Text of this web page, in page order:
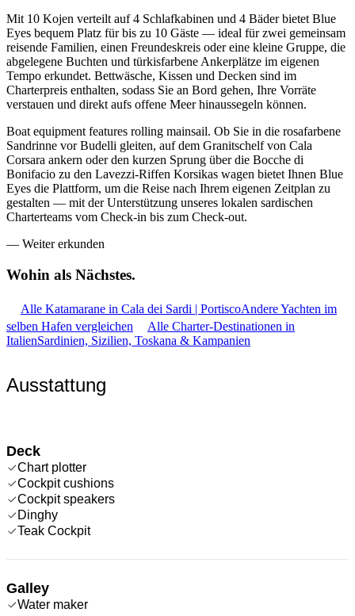
Mit 10 Kojen verteilt auf 4 Schlafkabinen und 4 Bäder bietet Blue
Eyes bequem Platz für bis zu 10 Gäste — ideal für zwei gemeinsam
reisende Familien, einen Freundeskreis oder eine kleine Gruppe, die
abgelegene Buchten und türkisfarbene Ankerplätze im eigenen
Tempo erkundet. Bettwäsche, Kissen und Decken sind im
Charterpreis enthalten, sodass Sie an Bord gehen, Ihre Vorräte
verstauen und direkt aufs offene Meer hinaussegeln können.
Boat equipment features rolling mainsail. Ob Sie in die rosafarbene
Sandrinne vor Budelli gleiten, auf dem Granitschelf von Cala
Corsara ankern oder den kurzen Sprung über die Bocche di
Bonifacio zu den Lavezzi-Riffen Korsikas wagen bietet Ihnen Blue
Eyes die Plattform, um die Reise nach Ihrem eigenen Zeitplan zu
gestalten — mit der Unterstützung unseres lokalen sardischen
Charterteams vom Check-in bis zum Check-out.
— Weiter erkunden
Wohin als Nächstes.
Alle Katamarane in Cala dei Sardi | PortiscoAndere Yachten im
selben Hafen vergleichen
Alle Charter-Destinationen in
ItalienSardinien, Sizilien, Toskana & Kampanien
Ausstattung
Deck
Chart plotter
Cockpit cushions
Cockpit speakers
Dinghy
Teak Cockpit
Galley
Water maker